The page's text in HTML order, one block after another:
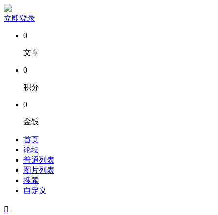
立即登录
0
文章
0
积分
0
金钱
首页
论坛
普通列表
图片列表
搜索
自定义
